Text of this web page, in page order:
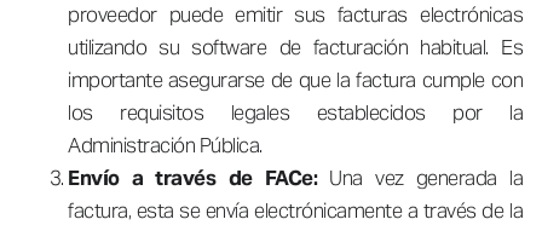
proveedor puede emitir sus facturas electrónicas
utilizando su software de facturación habitual. Es
importante asegurarse de que la factura cumple con
los requisitos legales establecidos por la
Administración Pública.
Envío a través de FACe: Una vez generada la
factura, esta se envía electrónicamente a través de la